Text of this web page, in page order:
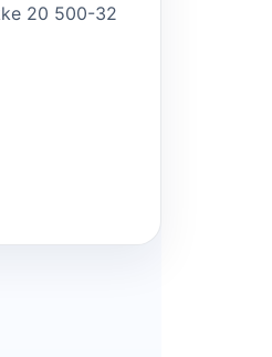
20 500-32